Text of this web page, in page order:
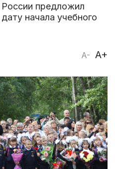
предложил
начала учебного
A- A+